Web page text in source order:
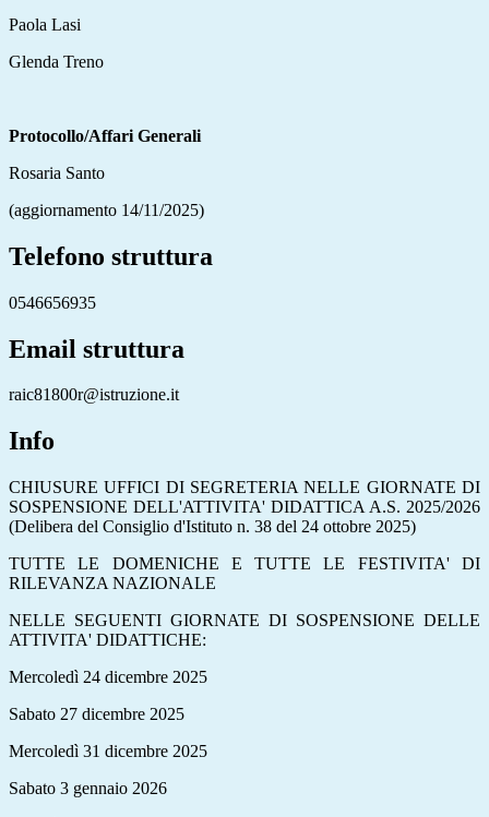
Paola Lasi
Glenda Treno
Protocollo/Affari Generali
Rosaria Santo
(aggiornamento 14/11/2025)
Telefono struttura
0546656935
Email struttura
raic81800r@istruzione.it
Info
CHIUSURE UFFICI DI SEGRETERIA NELLE GIORNATE DI
SOSPENSIONE DELL'ATTIVITA' DIDATTICA A.S. 2025/2026
(Delibera del Consiglio d'Istituto n. 38 del 24 ottobre 2025)
TUTTE LE DOMENICHE E TUTTE LE FESTIVITA' DI
RILEVANZA NAZIONALE
NELLE SEGUENTI GIORNATE DI SOSPENSIONE DELLE
ATTIVITA' DIDATTICHE:
Mercoledì 24 dicembre 2025
Sabato 27 dicembre 2025
Mercoledì 31 dicembre 2025
Sabato 3 gennaio 2026